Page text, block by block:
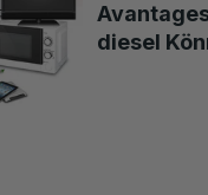
diesel